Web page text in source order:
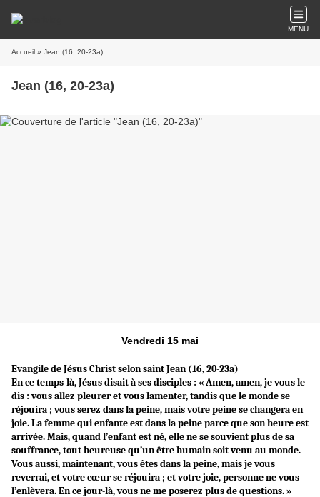
MENU
Accueil » Jean (16, 20-23a)
Jean (16, 20-23a)
Vendredi 15 mai
Evangile de Jésus Christ selon saint Jean (16, 20-23a)
En ce temps-là, Jésus disait à ses disciples : « Amen, amen, je vous le
dis : vous allez pleurer et vous lamenter, tandis que le monde se
réjouira ; vous serez dans la peine, mais votre peine se changera en
joie. La femme qui enfante est dans la peine parce que son heure est
arrivée. Mais, quand l’enfant est né, elle ne se souvient plus de sa
souffrance, tout heureuse qu’un être humain soit venu au monde.
Vous aussi, maintenant, vous êtes dans la peine, mais je vous
reverrai, et votre cœur se réjouira ; et votre joie, personne ne vous
l’enlèvera. En ce jour-là, vous ne me poserez plus de questions. »